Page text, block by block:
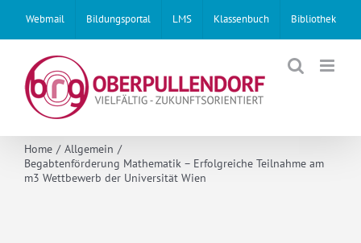
content
Webmail Bildungsportal LMS Klassenbuch Bibliothek
Home
Allgemein
Begabtenförderung Mathematik – Erfolgreiche Teilnahme am
m3 Wettbewerb der Universität Wien